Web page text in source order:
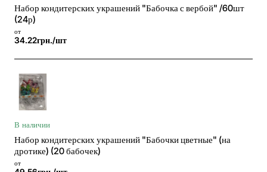
Набор кондитерских украшений "Бабочка с вербой" /60шт
(24р)
от
34.22грн./шт
В наличии
Набор кондитерских украшений "Бабочки цветные" (на
дротике) (20 бабочек)
от